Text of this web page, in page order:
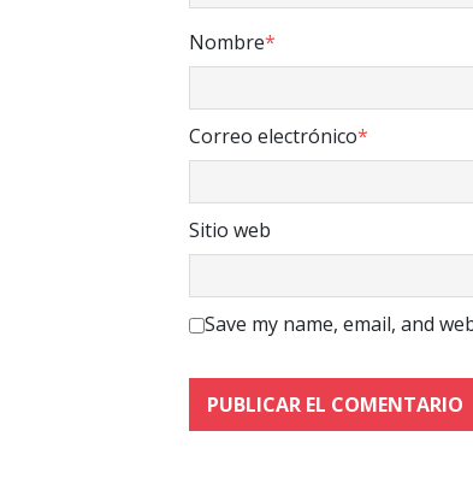
Nombre*
Correo electrónico*
Sitio web
Save my name, email, and